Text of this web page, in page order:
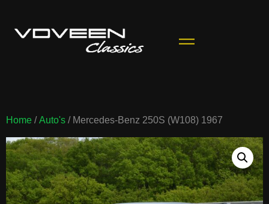
Home /Auto's / Mercedes-Benz 250S (W108) 1967